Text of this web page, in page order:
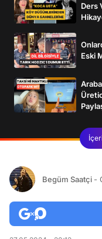
Ders
Eski
Begüm Saatçi -